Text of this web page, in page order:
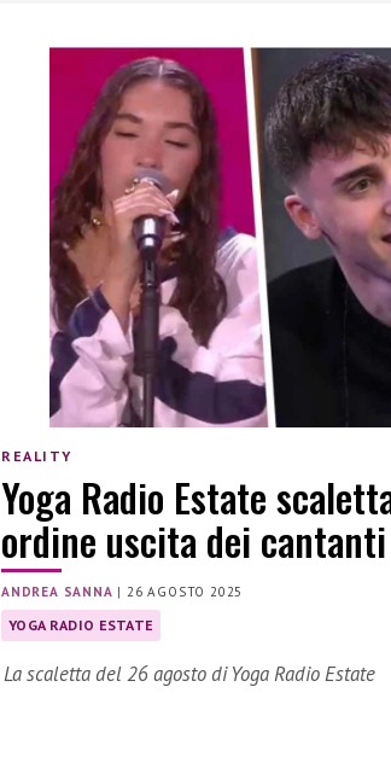
REALITY
Yoga Radio Estate
ordine uscita dei cantanti
ANDREA SANNA |26 AGOSTO 2025
YOGA RADIO ESTATE
La scaletta del 26 agosto di Yoga Radio Estate